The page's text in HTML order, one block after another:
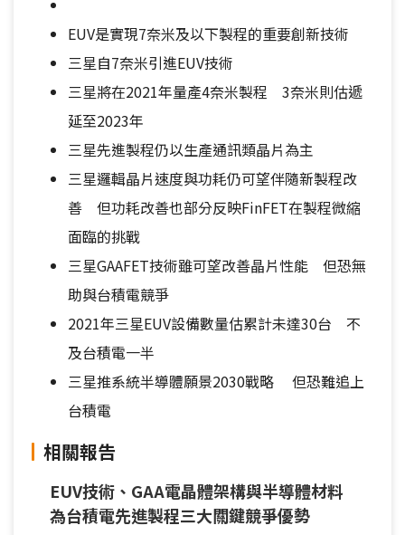
EUV是實現7奈米及以下製程的重要創新技術
三星自7奈米引進EUV技術
三星將在2021年量產4奈米製程 3奈米則估遞
延至2023年
三星先進製程仍以生產通訊類晶片為主
三星邏輯晶片速度與功耗仍可望伴隨新製程改
善 但功耗改善也部分反映FinFET在製程微縮
面臨的挑戰
三星GAAFET技術雖可望改善晶片性能 但恐無
助與台積電競爭
2021年三星EUV設備數量估累計未達30台 不
及台積電一半
三星推系統半導體願景2030戰略 但恐難追上
台積電
相關報告
EUV技術、GAA電晶體架構與半導體材料
為台積電先進製程三大關鍵競爭優勢